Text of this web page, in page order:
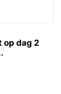
op dag 2